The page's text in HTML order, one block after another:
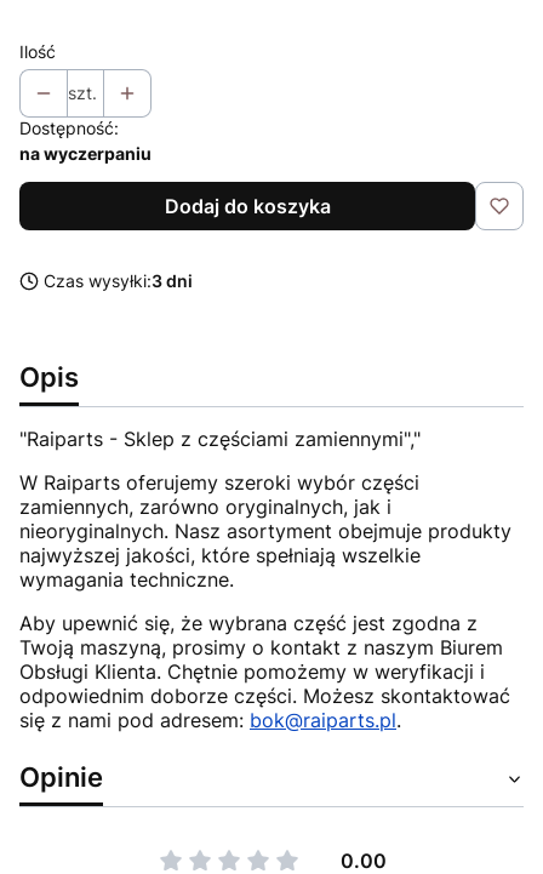
Ilość
szt.
Dostępność:
na wyczerpaniu
Dodaj do koszyka
Czas wysyłki:3 dni
Opis
"Raiparts - Sklep z częściami zamiennymi","
W Raiparts oferujemy szeroki wybór części
zamiennych, zarówno oryginalnych, jak i
nieoryginalnych. Nasz asortyment obejmuje produkty
najwyższej jakości, które spełniają wszelkie
wymagania techniczne.
Aby upewnić się, że wybrana część jest zgodna z
Twoją maszyną, prosimy o kontakt z naszym Biurem
Obsługi Klienta. Chętnie pomożemy w weryfikacji i
odpowiednim doborze części. Możesz skontaktować
się z nami pod adresem: bok@raiparts.pl.
Opinie
0.00